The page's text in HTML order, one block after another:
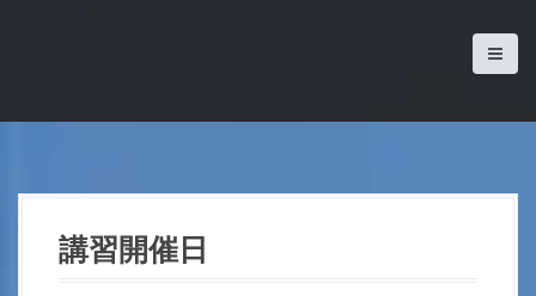
講習開催日